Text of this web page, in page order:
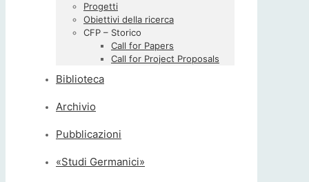
Progetti
Obiettivi della ricerca
CFP – Storico
Call for Papers
Call for Project Proposals
Biblioteca
Archivio
Pubblicazioni
«Studi Germanici»